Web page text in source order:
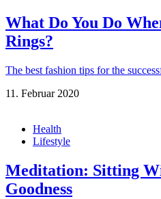
What Do You Do
Rings?
The best fashion tips for the
11. Februar 2020
Health
Lifestyle
Meditation: Sitting
Goodness